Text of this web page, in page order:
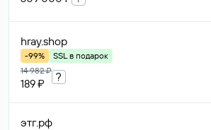
hray.shop
-99%
SSL в подарок
14 982 ₽
189 ₽
?
этг.рф